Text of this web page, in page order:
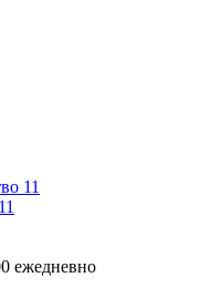
11
ежедневно